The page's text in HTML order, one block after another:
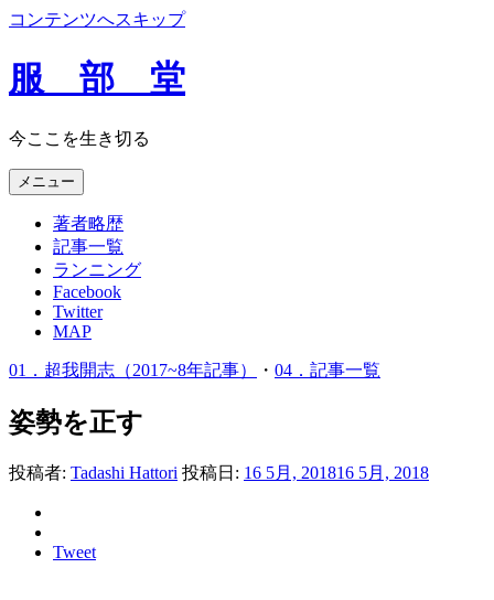
コンテンツへスキップ
服 部 堂
今ここを生き切る
メニュー
著者略歴
記事一覧
ランニング
Facebook
Twitter
MAP
01．超我開志（2017~8年記事） ・ 04．記事一覧
姿勢を正す
投稿者: Tadashi Hattori 投稿日: 16 5月, 201816 5月, 2018
Tweet